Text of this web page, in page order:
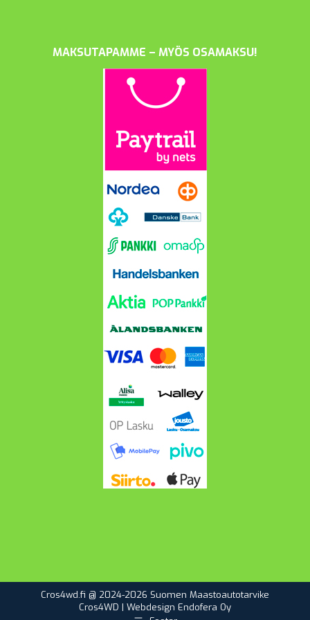
MAKSUTAPAMME – MYÖS OSAMAKSU!
Cros4wd.fi @ 2024-2026 Suomen Maastoautotarvike
Cros4WD | Webdesign Endofera Oy